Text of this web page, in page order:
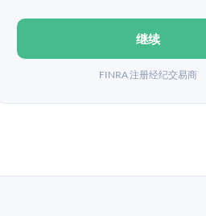
继续
FINRA 注册经纪交易商